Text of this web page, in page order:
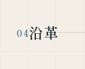
04沿革